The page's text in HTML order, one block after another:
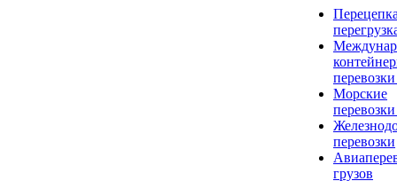
Морские
перевозки
грузов